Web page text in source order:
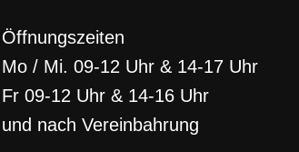
Öffnungszeiten
Mo / Mi. 09-12 Uhr & 14-17 Uhr
Fr 09-12 Uhr & 14-16 Uhr
und nach Vereinbahrung